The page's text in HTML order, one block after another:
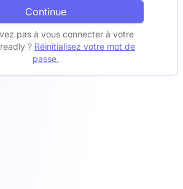
Continue
pas à vous connecter à votre
? Réinitialisez votre mot de
passe.